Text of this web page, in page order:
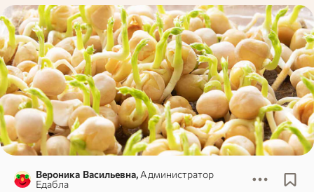
Вероника Васильевна, Администратор
Едабла